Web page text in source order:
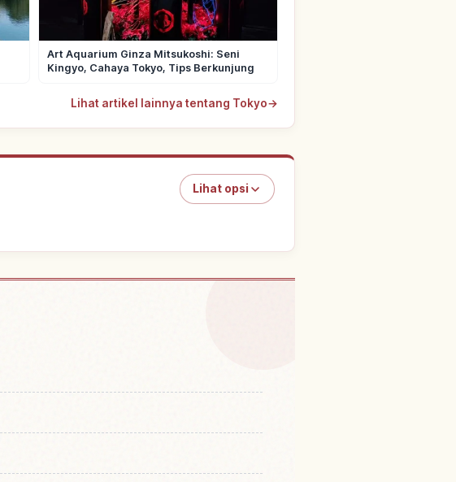
Art Aquarium Ginza Mitsukoshi: Seni
Kingyo, Cahaya Tokyo, Tips Berkunjung
Lihat artikel lainnya tentang Tokyo→
Lihat opsi